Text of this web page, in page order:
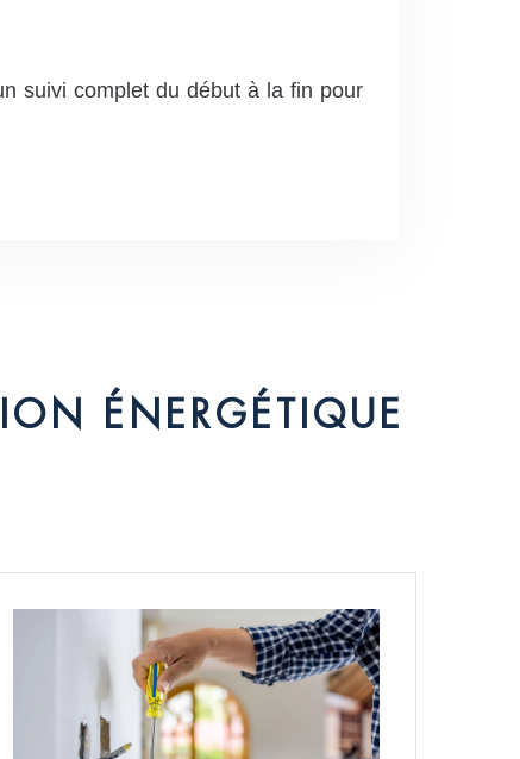
suivi complet du début à la fin pour
ÉNERGÉTIQUE